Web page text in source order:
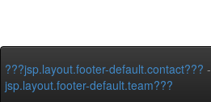
???jsp.layout.footer-default.contact??? -
jsp.layout.footer-default.team???